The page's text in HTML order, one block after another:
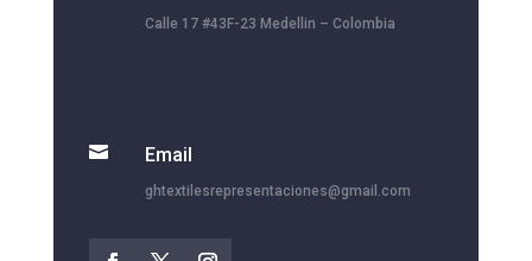
Calle 17 #43F-23 Medellin – Colombia
 Email
ghtextilesrepresentaciones@gmail.com